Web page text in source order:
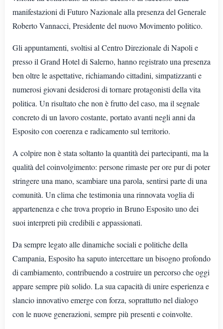
manifestazioni di Futuro Nazionale alla presenza del Generale
Roberto Vannacci, Presidente del nuovo Movimento politico.
Gli appuntamenti, svoltisi al Centro Direzionale di Napoli e
presso il Grand Hotel di Salerno, hanno registrato una presenza
ben oltre le aspettative, richiamando cittadini, simpatizzanti e
numerosi giovani desiderosi di tornare protagonisti della vita
politica. Un risultato che non è frutto del caso, ma il segnale
concreto di un lavoro costante, portato avanti negli anni da
Esposito con coerenza e radicamento sul territorio.
A colpire non è stata soltanto la quantità dei partecipanti, ma la
qualità del coinvolgimento: persone rimaste per ore pur di poter
stringere una mano, scambiare una parola, sentirsi parte di una
comunità. Un clima che testimonia una rinnovata voglia di
appartenenza e che trova proprio in Bruno Esposito uno dei
suoi interpreti più credibili e appassionati.
Da sempre legato alle dinamiche sociali e politiche della
Campania, Esposito ha saputo intercettare un bisogno profondo
di cambiamento, contribuendo a costruire un percorso che oggi
appare sempre più solido. La sua capacità di unire esperienza e
slancio innovativo emerge con forza, soprattutto nel dialogo
con le nuove generazioni, sempre più presenti e coinvolte.